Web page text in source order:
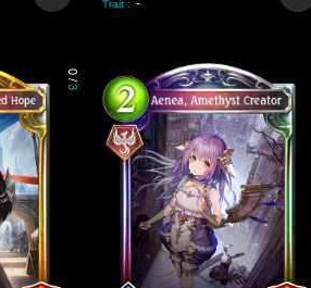
Trait : -
0
/
3